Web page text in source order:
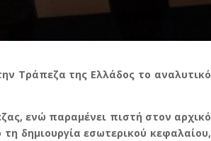
Τράπεζα της Ελλάδος το αναλυτικό
ενώ παραμένει πιστή στον αρχικό
δημιουργία εσωτερικού κεφαλαίου,